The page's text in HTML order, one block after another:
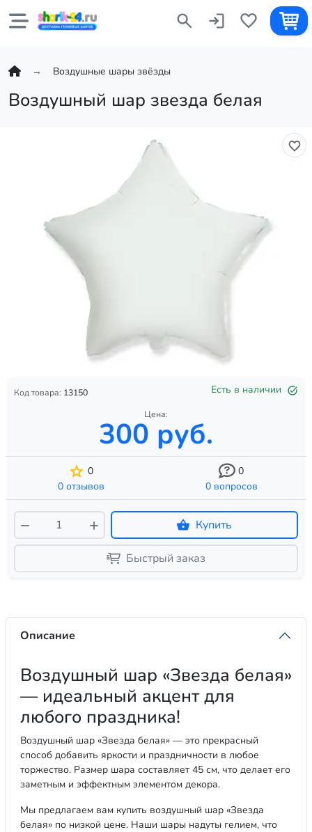
Воздушные шары звёзды
Воздушный шар звезда белая
Код товара: 13150 Есть в наличии
Цена:
300 руб.
0
0 отзывов
0
0 вопросов
Купить
Быстрый заказ
Описание
Воздушный шар «Звезда белая»
— идеальный акцент для
любого праздника!
Воздушный шар «Звезда белая» — это прекрасный
способ добавить яркости и праздничности в любое
торжество. Размер шара составляет 45 см, что делает его
заметным и эффектным элементом декора.
Мы предлагаем вам купить воздушный шар «Звезда
белая» по низкой цене. Наши шары надуты гелием, что